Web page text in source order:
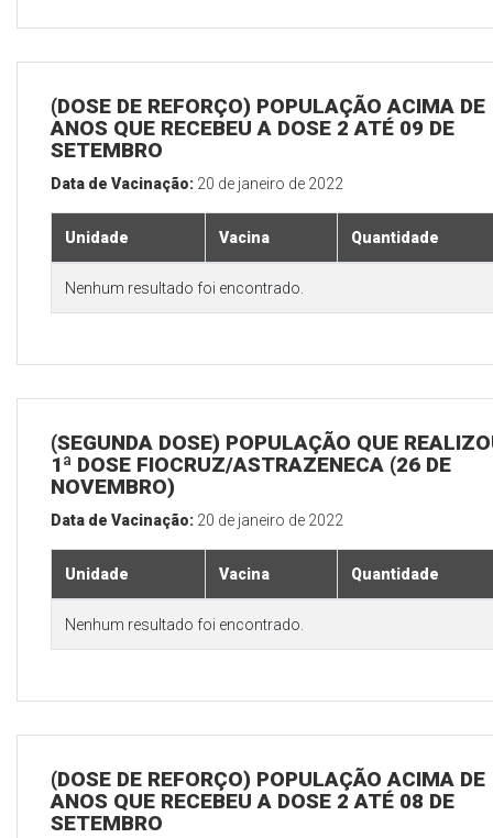
(DOSE DE REFORÇO) POPULAÇÃO ACIMA DE
ANOS QUE RECEBEU A DOSE 2 ATÉ 09 DE
SETEMBRO
Data de Vacinação: 20 de janeiro de 2022
Unidade Vacina Quantidade
Nenhum resultado foi encontrado.
(SEGUNDA DOSE) POPULAÇÃO QUE
1ª DOSE FIOCRUZ/ASTRAZENECA (26 DE
NOVEMBRO)
Data de Vacinação: 20 de janeiro de 2022
Unidade Vacina Quantidade
Nenhum resultado foi encontrado.
(DOSE DE REFORÇO) POPULAÇÃO ACIMA DE
ANOS QUE RECEBEU A DOSE 2 ATÉ 08 DE
SETEMBRO